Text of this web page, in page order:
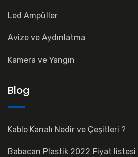
Led Ampüller
Avize ve Aydınlatma
Kamera ve Yangın
Blog
Kablo Kanalı Nedir ve Çeşitleri ?
Babacan Plastik 2022 Fiyat listesi